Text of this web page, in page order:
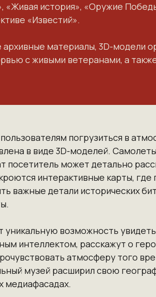
«Живая история», «Оружие
«Известий».
материалы, 3D-модели
с живыми ветеранами, а
погрузиться в
в виде 3D-моделей.
посетитель может детально
интерактивные карты,
детали исторических
уникальную возможность
интеллектом, расскажут о
атмосферу того
музей расширил свою
медиафасадах.